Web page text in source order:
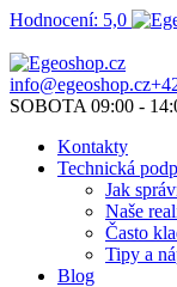
Hodnocení: 5,0
info@egeoshop.cz
SOBOTA 09:00 -
Kontakty
Technická
Jak
Naše
Často
Tipy a
Blog